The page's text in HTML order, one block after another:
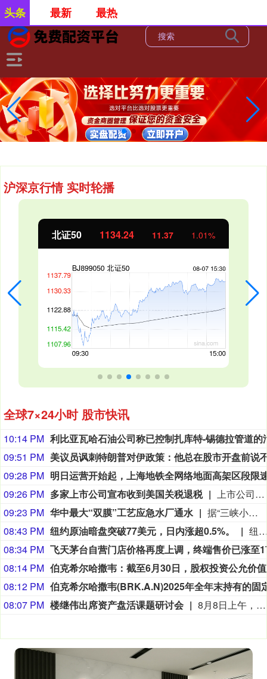
-->
沪深京行情 实时轮播
北证50 1134.24 11.37 1.01%
全球7×24小时 股市快讯
10:14 PM
09:51 PM
09:28 PM
09:26 PM 多家上市公司宣布收到美国关税退税
上市公司公告显示，自7月以来，多家公司宣布已经收到美国关税退税。根据美国最高法院今年2月裁定，《国际紧急经济权力法》不授权总统征收大规模关税。美国国际贸易法院随后下令海关办理相关退款。海关与边境保护局4月20日启动第一阶段退款工作，首批退款于5月11日前后发放。美国海关与边境保护局官员本月4日披露的信息显示，截至7月底，该部门已处理完毕约1000亿美元关税的退款流程并把相关信息提供给财政部用于付款。（中新社）
09:23 PM 华中最大“双膜”工艺应急水厂通水
据“三峡小微”公众号消息，8月8日，由三峡集团所属长江环保集团、武汉市水务集团等共同投资建设的华中地区规模最大的“双膜”工艺应急水厂——武汉梁子湖应急水厂并网通水，标志着武汉市江南区域正式构建起“一江一湖”双水源互为备援、灵活调度的供水新格局，为片区660万市民用水安全提供坚实保障。
08:43 PM 纽约原油暗盘突破77美元，日内涨超0.5%。
纽约原油暗盘突破77美元
08:34 PM
08:14 PM
08:12 PM
08:07 PM 楼继伟出席资产盘活课题研讨会 8月8日上午，全球财富管理论坛在京召开“地方国有存量资产盘活进展、难点与策略”课题研讨会，楼继伟出席会议并做总结发言。楼继伟在发言中表示，盘活国有资产既是近期的当务之急，也是一项长期性的战略任务。当前我国GDP平减指数阶段性承压走低，财政维持紧平衡格局的压力持续攀升；我国税收结构以间接税为主体，税收收入增速显著弱于名义GDP增速，财政内生增收动能受限。叠加土地财政收入大幅收缩，地方隐性债务化解、长期限国债常态化发行带来的利息支出刚性上涨，收支两端压力持续凸显。综合多重现实约束来看，国有存量资产盘活并非短期应急手段，而是一项需要常态化、长效化推进的重点工作。（全球财富管理论坛）
头条 最新 最热